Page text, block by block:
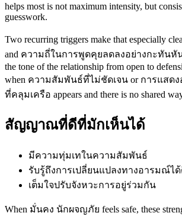
helps most is not maximum intensity, but
guesswork.
Two recurring triggers make that especially
and ความถี่ในการพูดคุยลดลงอย่างกะทันหัน
the tone of the relationship from open to
when ความสัมพันธ์ที่ไม่ชัดเจน or การแสด
ที่คลุมเครือ appears and there is no shared
สัญญาณที่ดีที่มักเห็นได้
มีความทุ่มเทในความสัมพันธ์
รับรู้ถึงการเปลี่ยนแปลงทางอารมณ์ไ
เต็มใจปรับจังหวะการอยู่ร่วมกัน
When มั่นคง นักผจญภัย feels safe, these